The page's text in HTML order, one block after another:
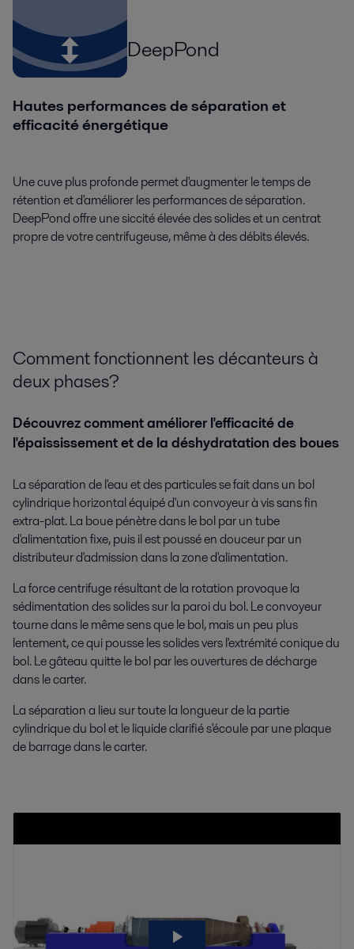
DeepPond
Hautes performances de séparation et
efficacité énergétique
Une cuve plus profonde permet d'augmenter le temps de
rétention et d'améliorer les performances de séparation.
DeepPond offre une siccité élevée des solides et un centrat
propre de votre centrifugeuse, même à des débits élevés.
Comment fonctionnent les décanteurs à
deux phases?
Découvrez comment améliorer l'efficacité de
l'épaississement et de la déshydratation des boues
La séparation de l'eau et des particules se fait dans un bol
cylindrique horizontal équipé d'un convoyeur à vis sans fin
extra-plat. La boue pénètre dans le bol par un tube
d'alimentation fixe, puis il est poussé en douceur par un
distributeur d'admission dans la zone d'alimentation.
La force centrifuge résultant de la rotation provoque la
sédimentation des solides sur la paroi du bol. Le convoyeur
tourne dans le même sens que le bol, mais un peu plus
lentement, ce qui pousse les solides vers l'extrémité conique du
bol. Le gâteau quitte le bol par les ouvertures de décharge
dans le carter.
La séparation a lieu sur toute la longueur de la partie
cylindrique du bol et le liquide clarifié s'écoule par une plaque
de barrage dans le carter.